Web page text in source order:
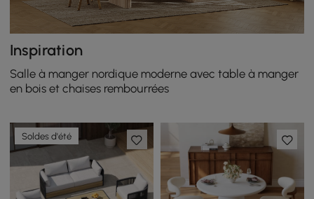
Inspiration
Salle à manger nordique moderne avec table à manger
en bois et chaises rembourrées
Soldes d'été